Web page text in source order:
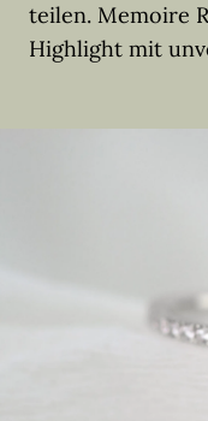
teilen. Memoire
Highlight mit